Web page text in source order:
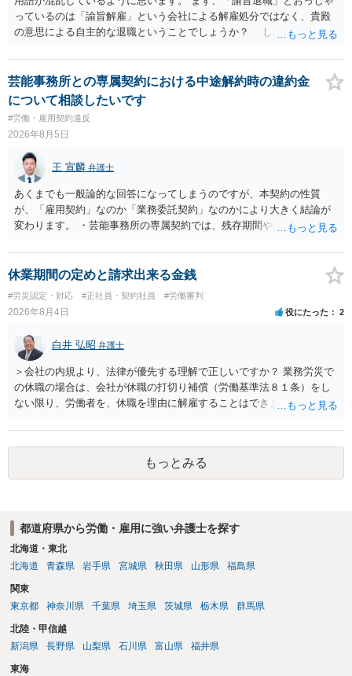
っているのは「諭旨解雇」という会社による解雇処分ではなく、貴殿
の意思による自主的な退職ということでしょうか？ しかし、記載さ
す。 その場合、解雇には客観的で合理的な理由が必要であり、かつ
解雇という処分が社会通念上相当と認められない限り、解雇は無効で
す。 結局、貴殿のネット炎上の内容や原因、勤務先に与えた影響な
どを具体的に検討しなければ、何とも申し上げることができません。
また、育児休業法関係の問題もあるかもしれません。 ある程度労働
法に関する専門的な知識が必要な事案ですので、一度、お近くの弁護
士にご相談下さい。
芸能事務所との専属契約における中途解約時の違約金
について相談したいです
#労働・雇用契約違反
2026年8月5日
王 宣麟 弁護士
あくまでも一般論的な回答になってしまうのですが、本契約の性質
が、「雇用契約」なのか「業務委託契約」なのかにより大きく結論が
変わります。 ・芸能事務所の専属契約では、残存期間や報酬額、投下
務上よくあるからといって当然に適法という意味ではなく、実際の損
害との対応関係や合理性が重要です。 ・違約金に上限がなくても、常
に有効になるわけではありません。契約が労働契約に近い実態なら労
基法16条で無効となる余地があり、そうでなくても、金額が事務所の
損害と比べて過大なら無効や減額が争点になります。 ・契約前の修正
交渉は一般的です。 交渉の方向としては、上限額を設ける、実損害ベ
ースにする、算定根拠を明確化する、違約金ではなく「合理的な実
費・未回収費用のみ」に限定する、などが典型です。 ・弁護士に契約
前に契約書の内容をレビューしてもらう価値は十分にあると思われま
す。 争点は、契約類型が雇用か業務委託か、実態として労働者性があ
るか、解除事由が双方にどう定められているか、違約金の算定根拠が
合理的か、という複数論点に分かれます。契約前なら、交渉のパワー
バランスの問題もありますが、修正余地があるうえ、後から争うより
コストを抑えやすいので、資料等を持参の上弁護士に確認されること
をお勧めします。 ・事務所側の解除でも、解除理由によってはタレン
は、合理性や対価性を欠くとして争いやすいです。逆に、タレント側
あります。
休業期間の定めと請求出来る金銭
#労災認定・対応 #正社員・契約社員 #労働審判
2026年8月4日 役にたった 2
白井 弘昭 弁護士
＞会社の内規より、法律が優先する理解で正しいですか？ 業務労災で
の休職の場合は、会社が休職の打切り補償（労働基準法８１条）をし
ない限り、労働者を、休職を理由に解雇することはできません（労働
期間満了による退職は、業務労災への適用はありませんので、ご安心
ください。 仮に会社が打切り補償をせずに解雇した場合は、不当解雇
に当たります。 ＞労災の休業補償と、所得補償保険の保険金とは別
に、受け取れる金銭はありますでしょうか？ 業務労災の場合は、会社
逸失利益等）が認められる可能性が高いと思われます。 また、業務労
災での第三者行為傷害（同僚の不注意等による事故）の場合は、当該
第三者の賠償責任も考えられます。 労災で支払われた分は、損害額か
は、第三者から支払ってもらうことになります。 会社等との交渉が必
要になると思います（良い会社でしたら、自ら話してくると思います
が・・・）。極めて専門的な話ですので、詳細もしくは対応を最寄り
もっとみる
都道府県から労働・雇用に強い弁護士を探す
北海道・東北
北海道
青森県 岩手県 宮城県 秋田県 山形県 福島県
関東
東京都
神奈川県 千葉県 埼玉県 茨城県 栃木県 群馬県
北陸・甲信越
新潟県
長野県 山梨県 石川県 富山県 福井県
東海